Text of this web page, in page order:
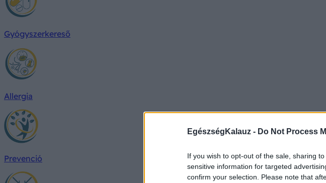
EgészségKalauz - Do Not Process
If you wish to opt-out of the sale, sharing
sensitive information for targeted
confirm your selection. Please note that
Gyógyszerkereső
Allergia
Prevenció